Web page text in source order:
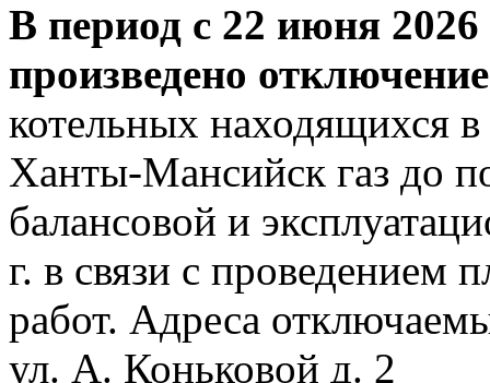
В период с 22 июня 2026
произведено
котельных находящихся
Ханты-Мансийск газ до
балансовой и
г. в связи с проведением
работ. Адреса
ул. А. Коньковой д. 2